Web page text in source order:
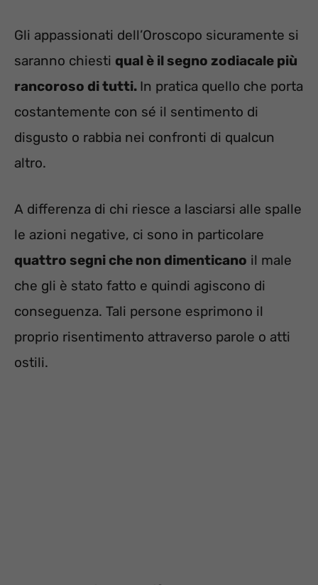
Gli appassionati dell’Oroscopo sicuramente si
saranno chiesti qual è il segno zodiacale più
rancoroso di tutti. In pratica quello che porta
costantemente con sé il sentimento di
disgusto o rabbia nei confronti di qualcun
altro.
A differenza di chi riesce a lasciarsi alle spalle
le azioni negative, ci sono in particolare
quattro segni che non dimenticano il male
che gli è stato fatto e quindi agiscono di
conseguenza. Tali persone esprimono il
proprio risentimento attraverso parole o atti
ostili.